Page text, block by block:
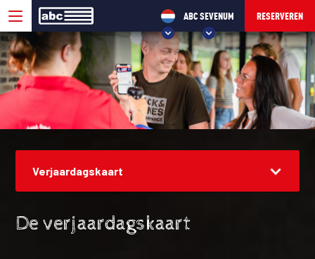
ABC SEVENUM
KIES UW ABC!
ABC VELP
ABC SEVENUM
RESERVEREN
Verjaardagskaart
De verjaardagskaart